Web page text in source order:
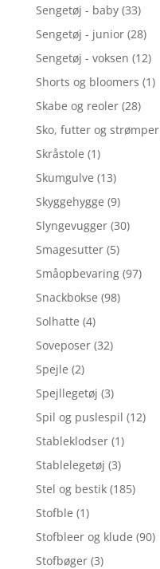
Sengetøj - baby (33)
Sengetøj - junior (28)
Sengetøj - voksen (12)
Shorts og bloomers (1)
Skabe og reoler (28)
Sko, futter og strømper
Skråstole (1)
Skumgulve (13)
Skyggehygge (9)
Slyngevugger (30)
Smagesutter (5)
Småopbevaring (97)
Snackbokse (98)
Solhatte (4)
Soveposer (32)
Spejle (2)
Spejllegetøj (3)
Spil og puslespil (12)
Stableklodser (1)
Stablelegetøj (3)
Stel og bestik (185)
Stofble (1)
Stofbleer og klude (90)
Stofbøger (3)